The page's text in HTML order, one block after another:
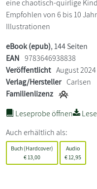
eine chaotisch-quirlige
Empfohlen von 6 bis 10
Illustrationen
eBook (epub), 144 Seiten
EAN 9783646938838
Veröffentlicht August 2024
Verlag/Hersteller Carlsen
Familienlizenz
Leseprobe öffnen
Auch erhältlich als:
Buch (Hardcover)
€ 13,00
Audio
€ 12,95